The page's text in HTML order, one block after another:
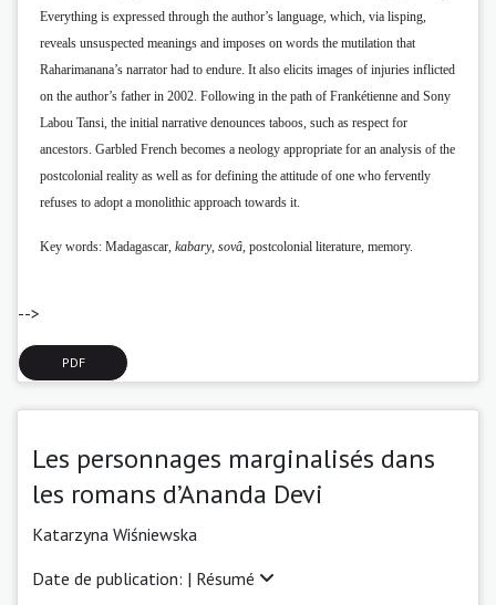
Everything is expressed through the author’s language, which, via lisping,
reveals unsuspected meanings and imposes on words the mutilation that
Raharimanana’s narrator had to endure. It also elicits images of injuries inflicted
on the author’s father in 2002. Following in the path of Frankétienne and Sony
Labou Tansi, the initial narrative denounces taboos, such as respect for
ancestors. Garbled French becomes a neology appropriate for an analysis of the
postcolonial reality as well as for defining the attitude of one who fervently
refuses to adopt a monolithic approach towards it.
Key words: Madagascar, kabary, sovâ, postcolonial literature, memory.
-->
PDF
Les personnages marginalisés dans
les romans d’Ananda Devi
Katarzyna Wiśniewska
Date de publication: | Résumé